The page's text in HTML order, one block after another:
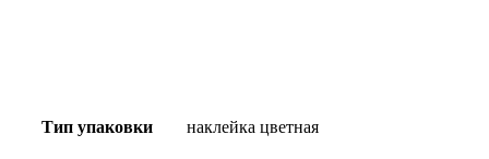
Тип упаковки наклейка цветная